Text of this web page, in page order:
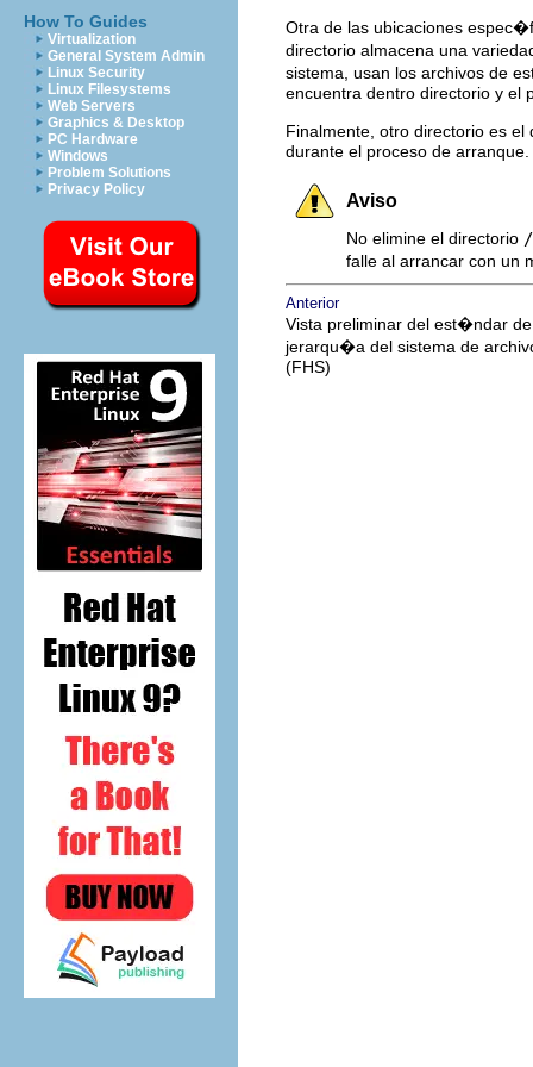
How To Guides
Virtualization
General System Admin
Linux Security
Linux Filesystems
Web Servers
Graphics & Desktop
PC Hardware
Windows
Problem Solutions
Privacy Policy
Otra de las ubicaciones
directorio almacena una
sistema, usan los archivos de
encuentra dentro directorio y el
Finalmente, otro directorio es
durante el proceso de arranque.
Aviso
No elimine el directorio
falle al arrancar con un
Anterior
Vista preliminar del est�ndar de
jerarqu�a del sistema de
(FHS)